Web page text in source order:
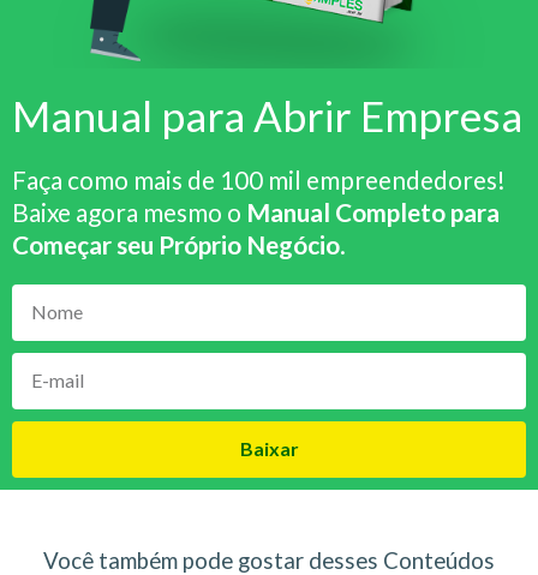
Manual para Abrir Empresa
Faça como mais de 100 mil empreendedores!
Baixe agora mesmo o Manual Completo para
Começar seu Próprio Negócio.
Baixar
Você também pode gostar desses Conteúdos